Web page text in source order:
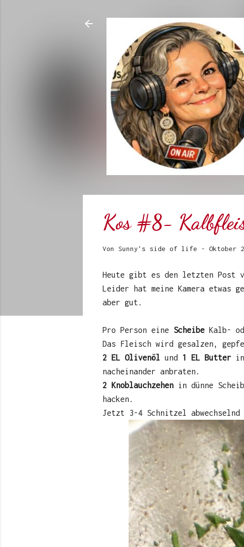
Kos #8-
Von Sunny's side of life - Oktober
Heute gibt es den letzten Post
Leider hat meine Kamera etwas
aber gut.
Pro Person eine Scheibe Kalb-
Das Fleisch wird gesalzen,
2 EL Olivenöl und 1 EL Butter
nacheinander anbraten.
2 Knoblauchzehen in dünne
hacken.
Jetzt 3-4 Schnitzel